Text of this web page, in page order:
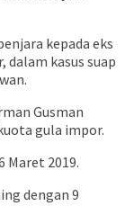
kepada eks
kasus suap
Gusman
gula impor.
Maret 2019.
dengan 9